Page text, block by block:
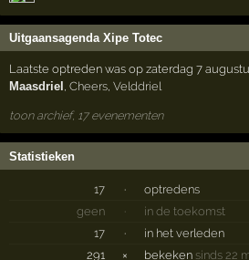
Uitgaansagenda Xipe Totec
Laatste optreden was op zaterdag 7
Maasdriel ,Cheers,Velddriel
toon archief, 17 evenementen
Statistieken
17 ·
optredens
geen
·
in de toekomst
17
·
in het verleden
291
× bekeken sinds 22